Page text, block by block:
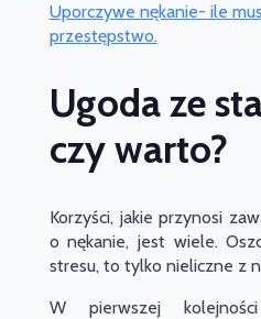
Uporczywe nękanie- ile
przestępstwo.
Ugoda ze
czy warto?
Korzyści, jakie przynosi
o nękanie, jest wiele.
stresu, to tylko nieliczne z
W pierwszej